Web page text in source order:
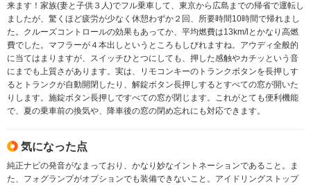
来ます！家族(妻と子供３人)でフル乗車して、東京から広島までの帰省で運転し
ましたが、驚くほど疲労が少なく休憩わずか２回、所要時間10時間で帰れまし
た。クルーズコントロールの効果もあってか、平均燃費は13km/lとかなり高燃
費でした。マフラーが４本出しというところもしびれますね。アウディ全般的
に当てはまりますが、スイッチひとつにしても、押した感触やカチッという音
にまでも上質さがあります。実は、リモコンキーのトランクボタンを長押しす
るとトランクが自動開閉したり、解錠ボタン長押しするとすべての窓が開いた
りします。施錠ボタン長押しですべての窓が閉じます。これがとても便利機能
で、夏の乗車前の換気や、降車後の窓の閉め忘れにも対応できます。
気になった点
純正ナビの発音がなまっており、かなり妙なイントネーションであること。ま
た、フォグランプがオプションでも装備できないこと。アイドリングストップ